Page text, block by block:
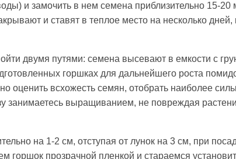
и замочить в нем семена приблизительно 15-20
и ставят в теплое место на несколько дней,
двумя путями: семена высевают в емкости с
горшках для дальнейшего роста
оценить всхожесть семян, отобрать наиболее
занимаетесь выращиванием, не повреждая
на 1-2 см, отступая от лунок на 3 см, при
горшок прозрачной пленкой и стараемся